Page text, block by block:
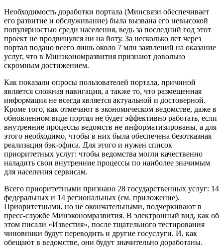
Необходимость доработки портала (Минсвязи обеспечивает
его развитие и обслуживание) была вызвана его невысокой
популярностью среди населения, ведь за последний год этот
проект не продвинулся ни на йоту. За несколько лет через
портал подано всего лишь около 7 млн заявлений на оказание
услуг, что в Минэкономразвития признают довольно
скромным достижением.
Как показали опросы пользователей портала, причиной
является сложная навигация, а также то, что размещенная
информация не всегда является актуальной и достоверной.
Кроме того, как отмечают в экономическом ведомстве, даже в
обновленном виде портал не будет эффективно работать, если
внутренние процессы ведомств не информатизированы, а для
этого необходимо, чтобы в них была обеспечена безотказная
реализация бэк-офиса. Для этого и нужен список
приоритетных услуг: чтобы ведомства могли качественно
наладить свои внутренние процессы по наиболее значимым
для населения сервисам.
Всего приоритетными признано 28 государственных услуг: 14
федеральных и 14 региональных (см. приложение).
Приоритетными, но не окончательными, подчеркивают в
пресс-службе Минэкономразвития. В электронный вид, как об
этом писали «Известия», после тщательного тестирования
чиновники будут переводить и другие госуслуги. И, как
обещают в ведомстве, они будут значительно доработаны.